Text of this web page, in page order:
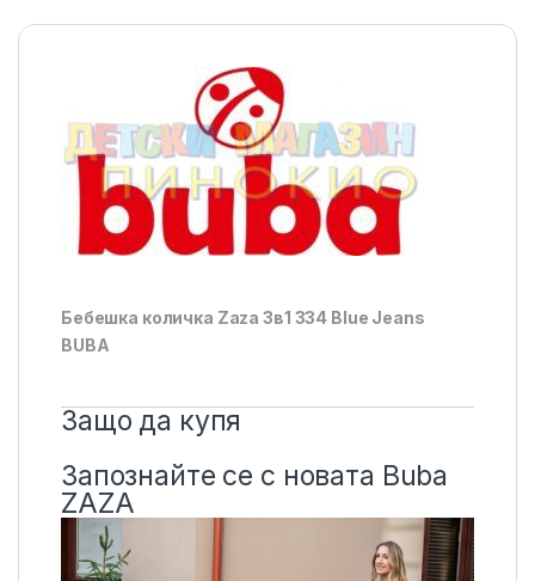
Бебешка количка Zaza 3в1 334 Blue Jeans
BUBA
Защо да купя
Запознайте се с новата Buba
ZAZA